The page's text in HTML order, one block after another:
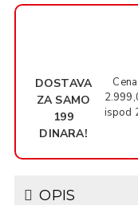
DOSTAVA
ZA SAMO
199
DINARA!
ispod
OPIS